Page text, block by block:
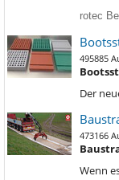
rotec
495885
Der
473166
Wenn